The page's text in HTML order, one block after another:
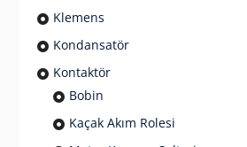
Klemens
Kondansatör
Kontaktör
Bobin
Kaçak Akım Rolesi